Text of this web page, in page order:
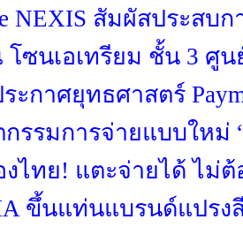
NEXIS สัมผัสประส
ซนเอเทรียม ชั้น 3 ศูน
ะกาศยุทธศาสตร์
กรรมการจ่ายแบบใหม่
งไทย! แตะจ่ายได้ ไม่ต้
ขึ้นแท่นแบรนด์แปร